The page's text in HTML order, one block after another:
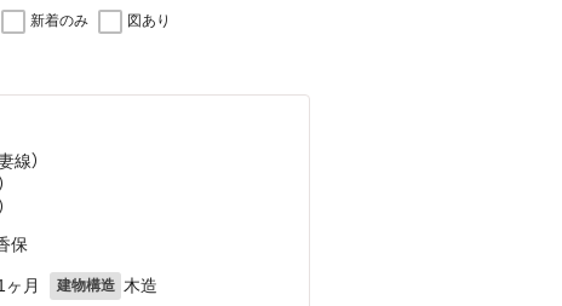
新着のみ 図あり
線）
保
月 建物構造 木造